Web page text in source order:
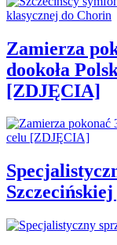
Zamierza
dookoła
[ZDJĘCIA]